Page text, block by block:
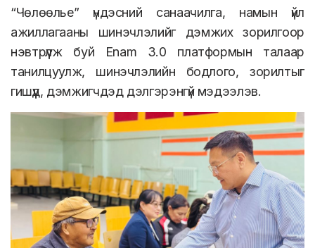
“Чөлөөлье” үндэсний санаачилга, намын үйл
ажиллагааны шинэчлэлийг дэмжих зорилгоор
нэвтрүүлж буй Enam 3.0 платформын талаар
танилцуулж, шинэчлэлийн бодлого, зорилтыг
гишүүд, дэмжигчдэд дэлгэрэнгүй мэдээлэв.